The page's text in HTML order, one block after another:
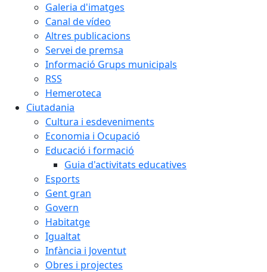
Galeria d'imatges
Canal de vídeo
Altres publicacions
Servei de premsa
Informació Grups municipals
RSS
Hemeroteca
Ciutadania
Cultura i esdeveniments
Economia i Ocupació
Educació i formació
Guia d'activitats educatives
Esports
Gent gran
Govern
Habitatge
Igualtat
Infància i Joventut
Obres i projectes